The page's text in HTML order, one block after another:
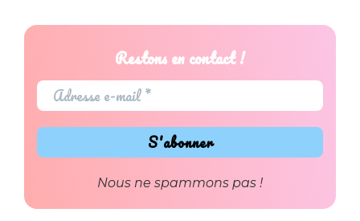
Restons en contact !
Nous ne spammons pas !